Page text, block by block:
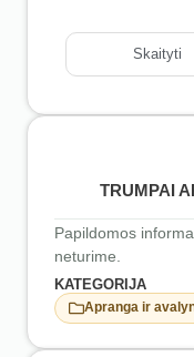
Skaityti
TRUMPAI
Papildomos
neturime.
KATEGORIJA
Apranga ir